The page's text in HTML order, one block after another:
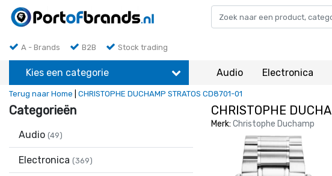
A - Brands B2B Stock trading
Kies een categorie Audio Electronica
Terug naar Home CHRISTOPHE DUCHAMP STRATOS CD8701-01
Categorieën
Audio (49)
Electronica (369)
CHRISTOPHE
Merk: Christophe Duchamp